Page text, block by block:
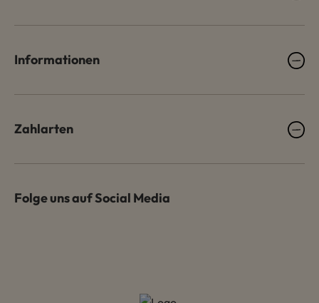
Informationen
Zahlarten
Folge uns auf Social Media